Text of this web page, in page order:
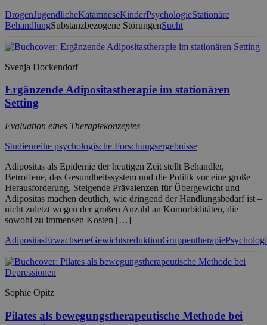
DrogenJugendlicheKatamneseKinderPsychologieStationäre
BehandlungSubstanzbezogene StörungenSucht
Svenja Dockendorf
Ergänzende Adipositastherapie im stationären
Setting
Evaluation eines Therapiekonzeptes
Studienreihe psychologische Forschungsergebnisse
Adipositas als Epidemie der heutigen Zeit stellt Behandler,
Betroffene, das Gesundheitssystem und die Politik vor eine große
Herausforderung. Steigende Prävalenzen für Übergewicht und
Adipositas machen deutlich, wie dringend der Handlungsbedarf ist –
nicht zuletzt wegen der großen Anzahl an Komorbiditäten, die
sowohl zu immensen Kosten […]
AdipositasErwachseneGewichtsreduktionGruppentherapie
Sophie Opitz
Pilates als bewegungstherapeutische Methode bei